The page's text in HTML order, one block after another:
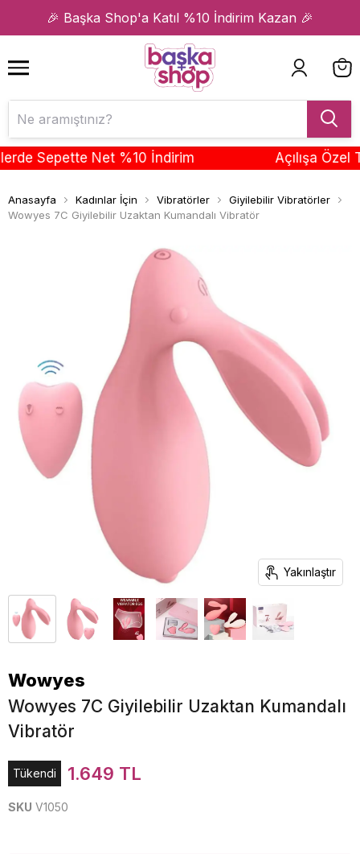
🎉 Başka Shop'a Katıl %10 İndirim Kazan 🎉
1 2
Sepette Net %10 İndirim Açılışa Özel
Anasayfa Kadınlar İçin Vibratörler
Giyilebilir Vibratörler
Wowyes 7C Giyilebilir Uzaktan Kumandalı Vibratör
Yakınlaştır
Wowyes
Wowyes 7C Giyilebilir Uzaktan Kumandalı
Vibratör
Tükendi 1.649 TL
SKU V1050